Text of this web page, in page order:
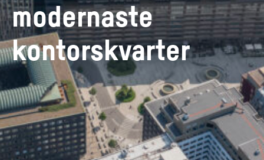
modernaste
kontorskvarter